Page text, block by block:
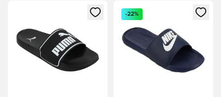
Megnyit egy modált a bejelentkezéshez vagy a tagként
Megnyit egy modált a
-22%